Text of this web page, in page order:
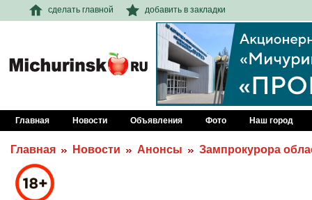
сделать главной добавить в закладки
Главная Новости Объявления Фото Наш город
Главная Новости Анонсы Зампрокурора